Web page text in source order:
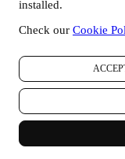
installed.
Check our Cookie
l'une de nos
courrier
Votre
dans certaines
quelques
votre
à l’esprit que
coordonnées et
à des fins
POUR LE